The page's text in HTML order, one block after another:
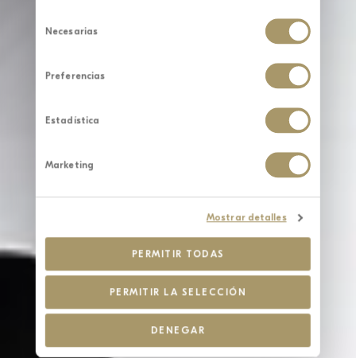
de
consentimiento
Necesarias
Preferencias
Estadística
Marketing
Mostrar detalles
PERMITIR TODAS
PERMITIR LA SELECCIÓN
DENEGAR